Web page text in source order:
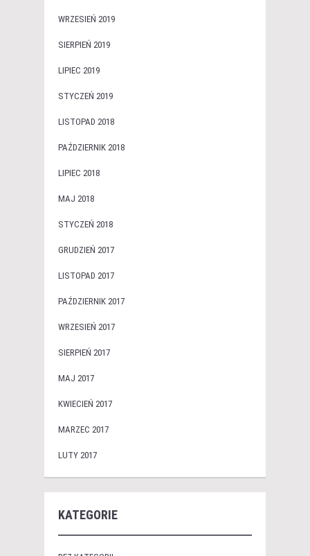
WRZESIEŃ 2019
SIERPIEŃ 2019
LIPIEC 2019
STYCZEŃ 2019
LISTOPAD 2018
PAŹDZIERNIK 2018
LIPIEC 2018
MAJ 2018
STYCZEŃ 2018
GRUDZIEŃ 2017
LISTOPAD 2017
PAŹDZIERNIK 2017
WRZESIEŃ 2017
SIERPIEŃ 2017
MAJ 2017
KWIECIEŃ 2017
MARZEC 2017
LUTY 2017
KATEGORIE